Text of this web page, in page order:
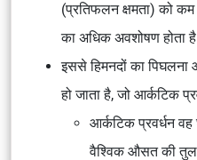
(प्रतिफलन क्षमता) को
का अधिक अवशोषण होता
इससे हिमनदों का पिघलना
हो जाता है, जो आर्कटिक
आर्कटिक प्रवर्धन
वैश्विक औसत की